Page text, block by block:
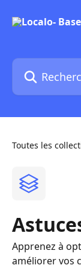
Rechercher un
Toutes les
Apprenez à
améliorer vos